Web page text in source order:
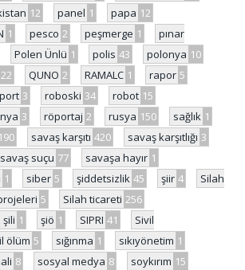
12 panel 1 papa 12
1 pesco 2 peşmerge 1
pınar
Polen Ünlü 1 polis 43 polonya 10
22 QUNO 2 RAMALC 1 rapor 5
3 roboski 34 robot 15
3 röportaj 2 rusya 150 sağlık 1
190 savaş karşıtı 420 savaş karşıtlığı 3
savaş suçu 77 savaşa hayır 1
1 siber 5 şiddetsizlik 45 şiir 4
Silah
5 Silah ticareti 256
şili 1 şiö 1 SIPRI 41
Sivil
ölüm 5 sığınma 1 sıkıyönetim 1
8 sosyal medya 8 soykırım 15